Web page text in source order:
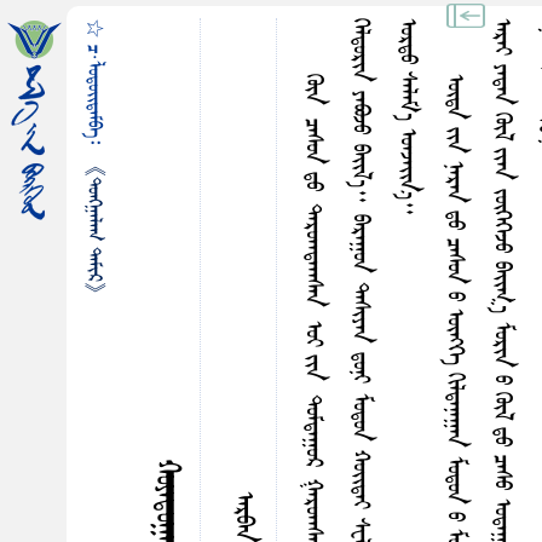
☆ ᠴ·ᠯᠤᠳᠤᠢ᠌ᠳᠠᠮᠪᠠ᠄
《ᠲᠤᠩᠭ᠋ᠠᠯᠠᠭ ᠲᠠᠮᠢᠷ》
᠃